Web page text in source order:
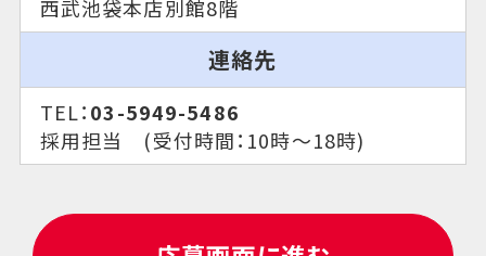
西武池袋本店別館8階
連絡先
TEL：03-5949-5486
採用担当 (受付時間：10時～18時)